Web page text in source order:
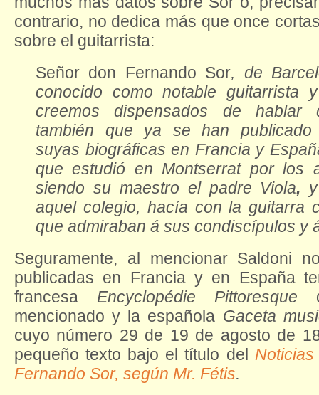
contrario, no dedica más que once
sobre el guitarrista:
Señor don Fernando Sor, de
conocido como notable guitarrista
creemos dispensados de hablar
también que ya se han publicado
suyas biográficas en Francia y
que estudió en Montserrat por los
siendo su maestro el padre Viola,
aquel colegio, hacía con la guitarra
que admiraban á sus condiscípulos y
Seguramente, al mencionar Saldoni
publicadas en Francia y en España
francesa Encyclopédie Pittoresque
mencionado y la española Gaceta
cuyo número 29 de 19 de agosto de
pequeño texto bajo el título del
Fernando Sor, según Mr. Fétis.